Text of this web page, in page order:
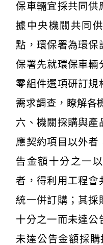
保車輛宜採共同供
據中央機關共同
點，環保署為環保
保署先就環保車輛
零組件選項研訂規
需求調查，瞭解各
六、機關採購與產
應契約項目以外者
告金額十分之一
者，得利用工程會
統一併訂購；其採
十分之一而未達公
未達公告金額採